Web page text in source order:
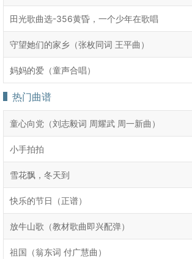
田光歌曲选-356黄昏，一个少年在歌唱
守望她们的家乡（张枚同词 王平曲）
妈妈的爱（童声合唱）
热门曲谱
童心向党（刘志毅词 周耀武 周一新曲）
小手拍拍
雪花飘，冬天到
快乐的节日（正谱）
放牛山歌（教材歌曲即兴配弹）
祖国（翁东词 付广慧曲）